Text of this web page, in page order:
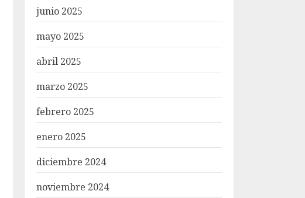
junio 2025
mayo 2025
abril 2025
marzo 2025
febrero 2025
enero 2025
diciembre 2024
noviembre 2024